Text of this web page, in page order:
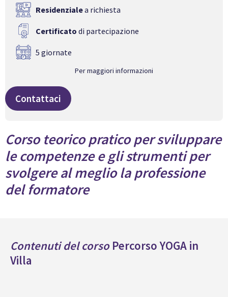
Residenzialea richiesta
Certificato di partecipazione
5 giornate
Per maggiori informazioni
Contattaci
Corso teorico pratico per sviluppare
le competenze e gli strumenti per
svolgere al meglio la professione
del formatore
Contenuti del corsoPercorso YOGA in
Villa